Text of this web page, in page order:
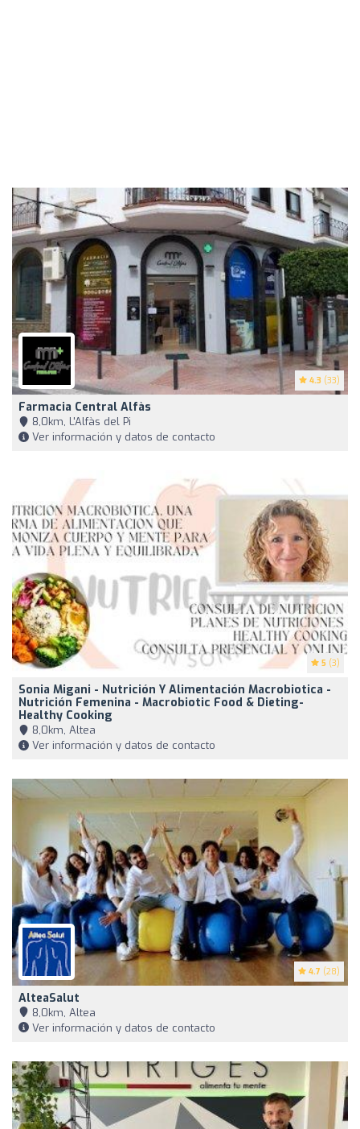
4.3 (33)
Farmacia Central Alfàs
8,0km, L'Alfàs del Pi
Ver información y datos de contacto
5 (3)
Sonia Migani - Nutrición Y Alimentación Macrobiotica -
Nutrición Femenina - Macrobiotic Food & Dieting-
Healthy Cooking
8,0km, Altea
Ver información y datos de contacto
4.7 (28)
AlteaSalut
8,0km, Altea
Ver información y datos de contacto